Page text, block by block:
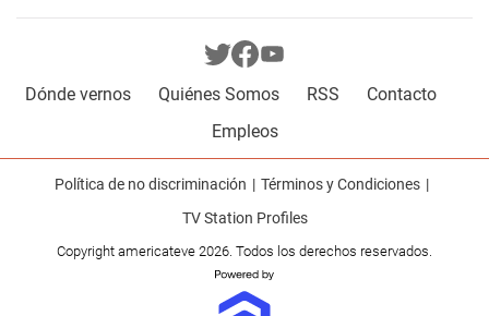
Dónde vernos Quiénes Somos RSS
Contacto
Empleos
Política de no discriminación
Términos y Condiciones
TV Station Profiles
Copyright americateve 2026. Todos los derechos reservados.